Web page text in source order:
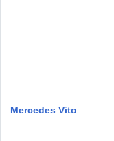
Mercedes Vito